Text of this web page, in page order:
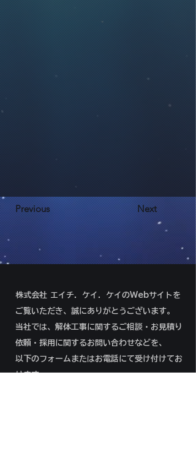
Previous Next
株式会社 エイチ．ケイ．ケイのWebサイトを
ご覧いただき、誠にありがとうございます。
当社では、解体工事に関するご相談・お見積り
依頼・採用に関するお問い合わせなどを、
以下のフォームまたはお電話にて受け付けてお
ります。